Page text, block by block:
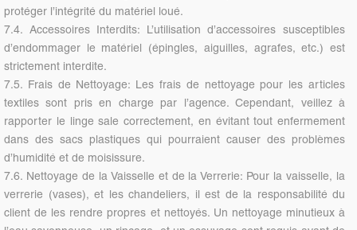
protéger l’intégrité du matériel loué.
7.4. Accessoires Interdits: L’utilisation d’accessoires susceptibles
d’endommager le matériel (épingles, aiguilles, agrafes, etc.) est
strictement interdite.
7.5. Frais de Nettoyage: Les frais de nettoyage pour les articles
textiles sont pris en charge par l’agence. Cependant, veillez à
rapporter le linge sale correctement, en évitant tout enfermement
dans des sacs plastiques qui pourraient causer des problèmes
d’humidité et de moisissure.
7.6. Nettoyage de la Vaisselle et de la Verrerie: Pour la vaisselle, la
verrerie (vases), et les chandeliers, il est de la responsabilité du
client de les rendre propres et nettoyés. Un nettoyage minutieux à